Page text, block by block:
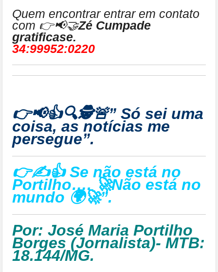
Quem encontrar entrar em contato
com 👉📢🤝Zé Cumpade
gratificase.
34:99952:0220
👉📢👍🔍🕵🚨” Só sei uma
coisa, as notícias me
persegue”.
👉✍👍 Se não está no
Portilho…. 🚀Não está no
mundo 🌍🚀”.
Por: José Maria Portilho
Borges (Jornalista)- MTB:
18.144/MG.